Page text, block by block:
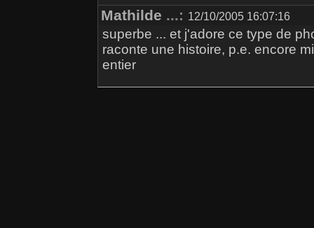
Mathilde ...: 12/10/2005 16:07:16
superbe ... et j'adore ce type de
raconte une histoire, p.e. encore
entier